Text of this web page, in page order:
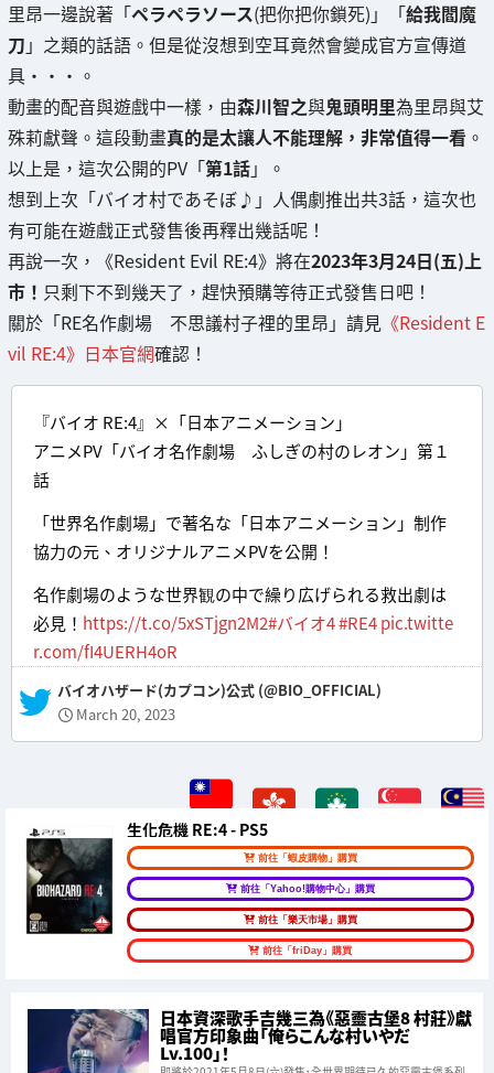
里昂一邊說著「ペラペラソース(把你把你鎖死)」「給我閻魔
刀 」之類的話語。但是從沒想到空耳竟然會變成官方宣傳道
具・・・。
動畫的配音與遊戲中一樣，由森川智之與鬼頭明里為里昂與艾
殊莉獻聲。這段動畫真的是太讓人不能理解，非常值得一看 。
以上是，這次公開的PV「第1話」。
想到上次「バイオ村であそぼ♪」人偶劇推出共3話，這次也
有可能在遊戲正式發售後再釋出幾話呢！
再說一次，《Resident Evil RE:4》將在2023年3月24日(五)上
市！ 只剩下不到幾天了，趕快預購等待正式發售日吧！
關於「RE名作劇場 不思議村子裡的里昂」請見 《Resident E
vil RE:4》日本官網確認！
『バイオ RE:4』×「日本アニメーション」
アニメPV「バイオ名作劇場 ふしぎの村のレオン」第１
話
「世界名作劇場」で著名な「日本アニメーション」制作
協力の元、オリジナルアニメPVを公開！
名作劇場のような世界観の中で繰り広げられる救出劇は
必見！ https://t.co/5xSTjgn2M2#バイオ4#RE4pic.twitte
r.com/fI4UERH4oR
— バイオハザード(カプコン)公式 (@BIO_OFFICIAL)
March 20, 2023
生化危機 RE:4 - PS5
前往「蝦皮購物」購買
前往「Yahoo!購物中心」購買
前往「樂天市場」購買
前往「friDay」購買
日本資深歌手吉幾三為《惡靈古堡8 村莊》獻
唱官方印象曲「俺らこんな村いやだ
Lv.100」！